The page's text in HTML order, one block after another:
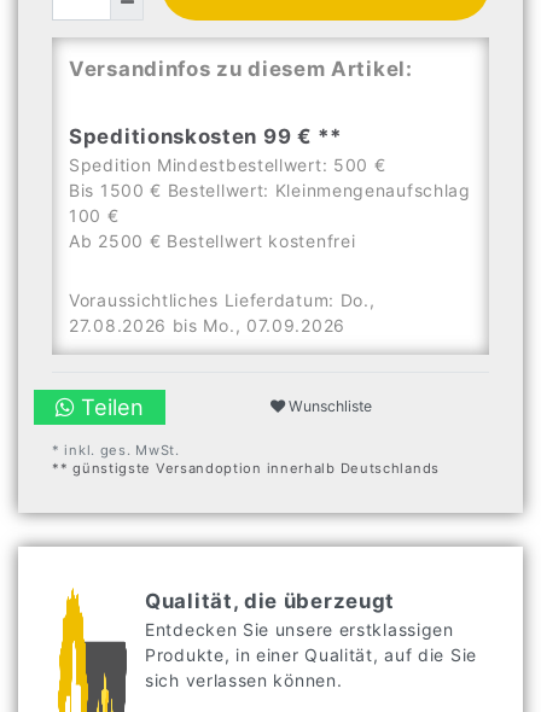
Versandinfos zu diesem Artikel:
Speditionskosten 99 € **
Spedition Mindestbestellwert: 500 €
Bis 1500 € Bestellwert: Kleinmengenaufschlag
100 €
Ab 2500 € Bestellwert kostenfrei
Voraussichtliches Lieferdatum: Do.,
27.08.2026 bis Mo., 07.09.2026
Teilen Wunschliste
* inkl. ges. MwSt.
** günstigste Versandoption innerhalb Deutschlands
Qualität, die überzeugt
Entdecken Sie unsere erstklassigen
Produkte, in einer Qualität, auf die Sie
sich verlassen können.